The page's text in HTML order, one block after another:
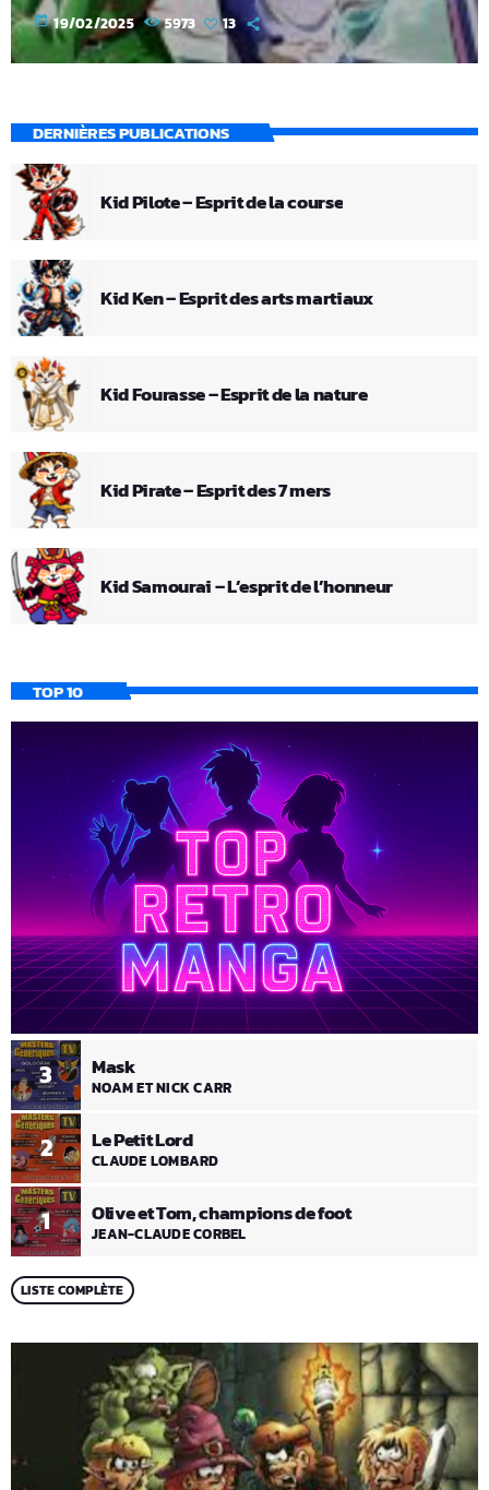
today 19/02/2025 5973 13
DERNIÈRES PUBLICATIONS
Kid Pilote – Esprit de la course
Kid Ken – Esprit des arts martiaux
Kid Fourasse – Esprit de la nature
Kid Pirate – Esprit des 7 mers
Kid Samourai – L’esprit de l’honneur
TOP 10
1 Olive et Tom, champions de foot
JEAN-CLAUDE CORBEL
2 Le Petit Lord
CLAUDE LOMBARD
3 Mask
NOAM ET NICK CARR
LISTE COMPLÈTE